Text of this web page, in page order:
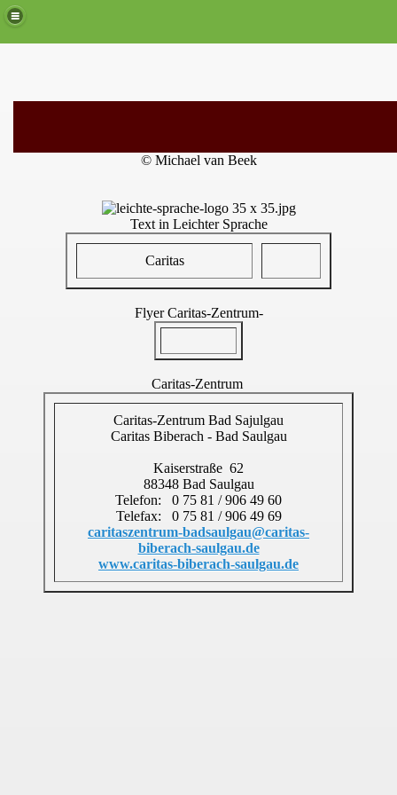
© Michael van Beek
Text in Leichter Sprache
Caritas
Flyer Caritas-Zentrum-
Caritas-Zentrum
Caritas-Zentrum Bad Sajulgau
Caritas Biberach - Bad Saulgau
Kaiserstraße 62
88348 Bad Saulgau
Telefon: 0 75 81 / 906 49 60
Telefax: 0 75 81 / 906 49 69
caritaszentrum-badsaulgau@caritas-
biberach-saulgau.de
www.caritas-biberach-saulgau.de